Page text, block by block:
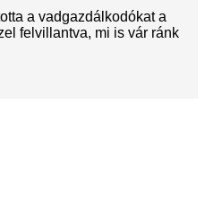
a vadgazdálkodókat a
felvillantva, mi is vár ránk